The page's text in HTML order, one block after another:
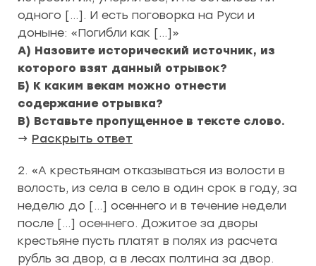
одного […]. И есть поговорка на Руси и
доныне: «Погибли как […]»
А) Назовите исторический источник, из
которого взят данный отрывок?
Б) К каким векам можно отнести
содержание отрывка?
В) Вставьте пропущенное в тексте слово.
→ Раскрыть ответ
2. «А крестьянам отказываться из волости в
волость, из села в село в один срок в году, за
неделю до […] осеннего и в течение недели
после […] осеннего. Дожитое за дворы
крестьяне пусть платят в полях из расчета
рубль за двор, а в лесах полтина за двор.